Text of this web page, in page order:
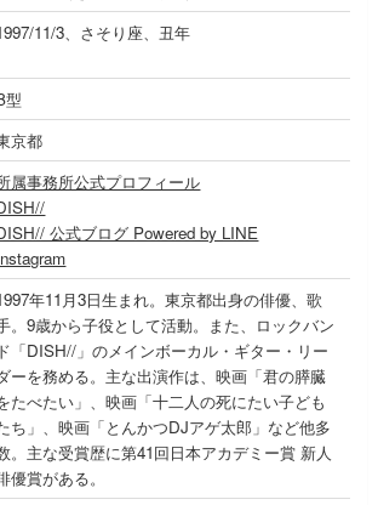
11/3、さそり座、丑年
型
京都
属事務所公式プロフィール
公式ブログ Powered by LINE
年11月3日生まれ。東京都出身の俳優、歌
。9歳から子役として活動。また、ロックバン
ド「DISH//」のメインボーカル・ギター・リー
ーを務める。主な出演作は、映画「君の膵臓
たべたい」、映画「十二人の死にたい子ども
ち」、映画「とんかつDJアゲ太郎」など他多
。主な受賞歴に第41回日本アカデミー賞 新人
優賞がある。